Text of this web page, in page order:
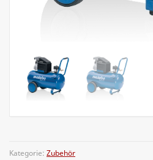
Kategorie: Zubehör